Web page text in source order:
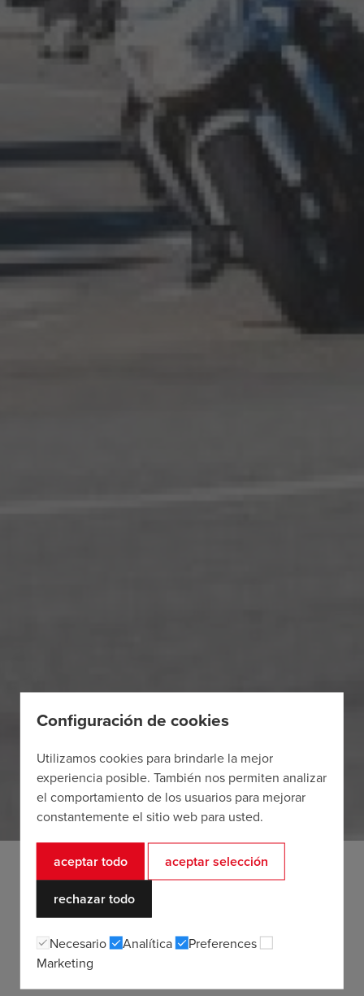
Configuración de cookies
Utilizamos cookies para brindarle la mejor
experiencia posible. También nos permiten analizar
el comportamiento de los usuarios para mejorar
constantemente el sitio web para usted.
aceptar todo aceptar selección
rechazar todo
Necesario Analítica
Preferences
Marketing